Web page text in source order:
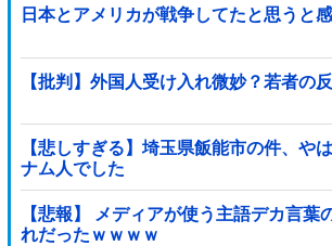
日本とアメリカが戦争してたと思うと
【批判】外国人受け入れ微妙？若者の
【悲しすぎる】埼玉県飯能市の件、や
ナム人でした
【悲報】 メディアが使う主語デカ言葉
れだったｗｗｗｗ